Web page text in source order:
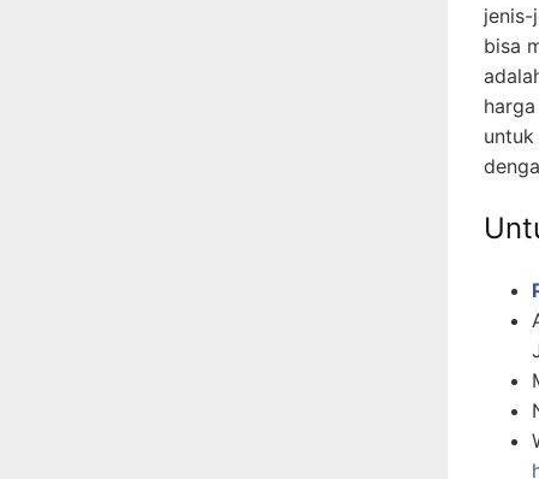
jenis-
bisa